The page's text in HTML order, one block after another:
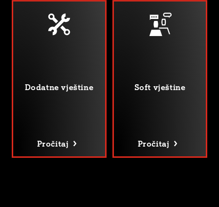
Dodatne vještine
Pročitaj
Soft vještine
Pročitaj